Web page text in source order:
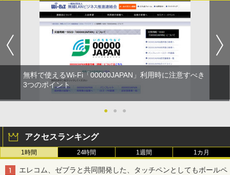
無料で使えるWi-Fi「00000JAPAN」利用時に注意すべき
3つのポイント
● ● ●
アクセスランキング
1時間 24時間 1週間 1カ月
エレコム、ゼブラと共同開発した、タッチペンとしてもボールペ